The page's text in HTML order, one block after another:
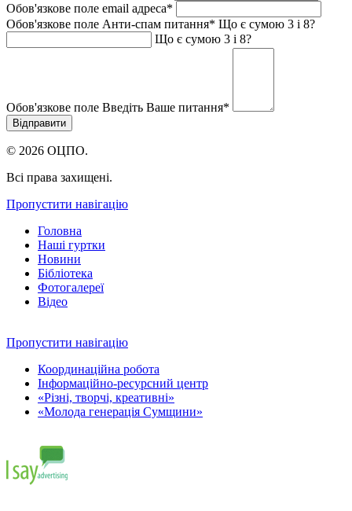
Обов'язкове поле email адреса*
Обов'язкове поле Анти-спам питання* Що є сумою 3 і 8?
Що є сумою 3 і 8?
Обов'язкове поле Введіть Ваше питання*
© 2026 ОЦПО.
Всі права захищені.
Пропустити навігацію
Головна
Наші гуртки
Новини
Бібліотека
Фотогалереї
Відео
Пропустити навігацію
Координаційна робота
Інформаційно-ресурсний центр
«Різні, творчі, креативні»
«Молода генерація Сумщини»